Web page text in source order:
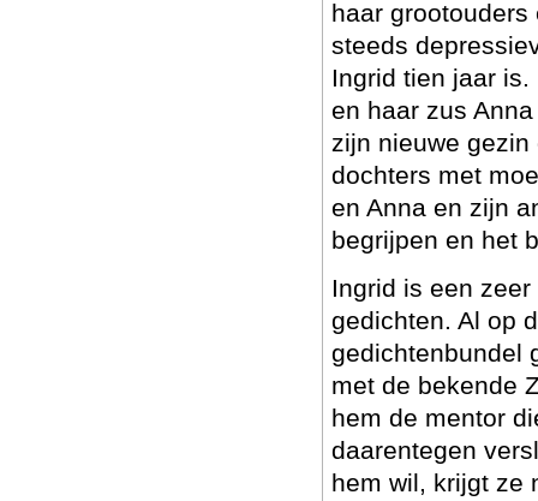
haar
steeds
Ingrid tien jaar
en haar zus
zijn nieuwe
dochters met
en Anna en zijn
begrijpen en het
Ingrid is een
gedichten. Al op
gedichtenbundel
met de bekende
hem de mentor
daarentegen
hem wil, krijgt ze